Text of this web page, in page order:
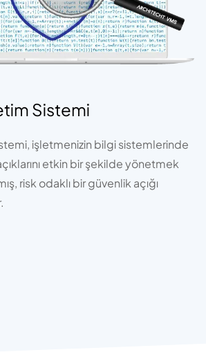
Sistemi
işletmenizin bilgi sistemlerinde
etkin bir şekilde yönetmek
risk odaklı bir güvenlik açığı